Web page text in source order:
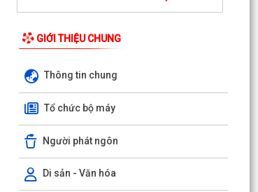
GIỚI THIỆU CHUNG
Thông tin chung
Tổ chức bộ máy
Người phát ngôn
Di sản - Văn hóa
Quyết định số 1143/QĐ-UBND ngày 03/8/2026
của UBND phường Đông Hải về việc thu hồi đất